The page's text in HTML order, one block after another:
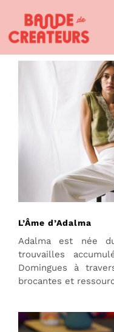
L’Âme d’Adalma
Adalma est née
trouvailles
Domingues à
brocantes et